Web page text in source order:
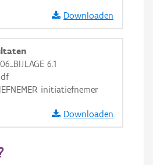
in grijswaarden
Downloaden
6.1
initiatiefnemer
Downloaden